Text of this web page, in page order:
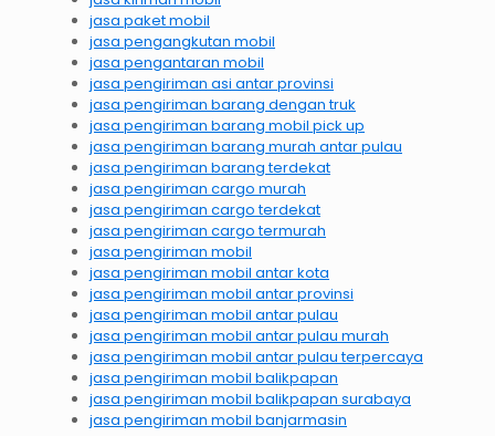
jasa paket mobil
jasa pengangkutan mobil
jasa pengantaran mobil
jasa pengiriman asi antar provinsi
jasa pengiriman barang dengan truk
jasa pengiriman barang mobil pick up
jasa pengiriman barang murah antar pulau
jasa pengiriman barang terdekat
jasa pengiriman cargo murah
jasa pengiriman cargo terdekat
jasa pengiriman cargo termurah
jasa pengiriman mobil
jasa pengiriman mobil antar kota
jasa pengiriman mobil antar provinsi
jasa pengiriman mobil antar pulau
jasa pengiriman mobil antar pulau murah
jasa pengiriman mobil antar pulau terpercaya
jasa pengiriman mobil balikpapan
jasa pengiriman mobil balikpapan surabaya
jasa pengiriman mobil banjarmasin